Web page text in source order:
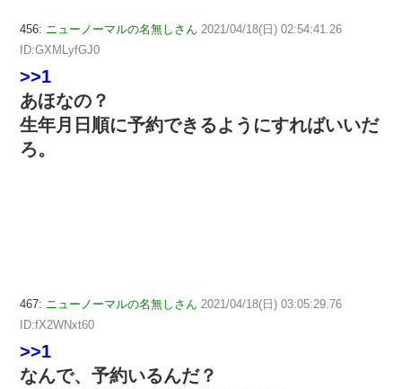
456: ニューノーマルの名無しさん 2021/04/18(日) 02:54:41.26
ID:GXMLyfGJ0
>>1
あほなの？
生年月日順に予約できるようにすればいいだ
ろ。
467: ニューノーマルの名無しさん 2021/04/18(日) 03:05:29.76
ID:fX2WNxt60
>>1
なんで、予約いるんだ？